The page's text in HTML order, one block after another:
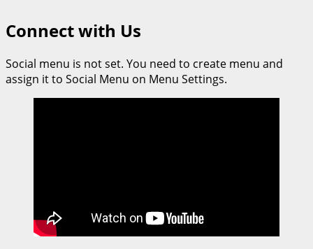
Connect with Us
Social menu is not set. You need to create menu and
assign it to Social Menu on Menu Settings.